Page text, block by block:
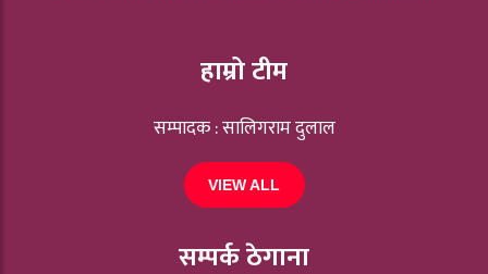
हाम्रो टीम
सम्पादक : सालिगराम दुलाल
VIEW ALL
सम्पर्क ठेगाना